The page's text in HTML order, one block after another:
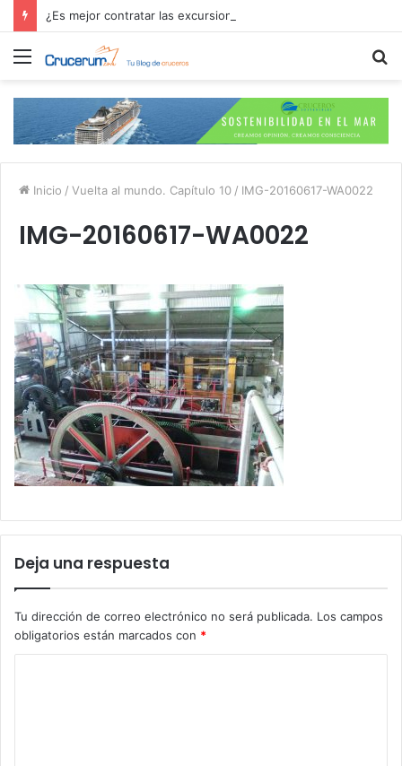
Menú
Inicio / Vuelta al mundo. Capítulo 10 / IMG-20160617-WA0022
IMG-20160617-WA0022
Deja una respuesta
Tu dirección de correo electrónico no será publicada. Los campos
obligatorios están marcados con *